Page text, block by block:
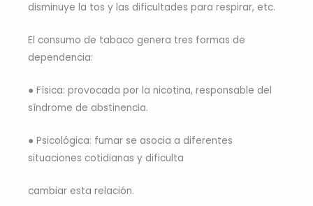
disminuye la tos y las dificultades para respirar, etc.
El consumo de tabaco genera tres formas de
dependencia:
● Física: provocada por la nicotina, responsable del
síndrome de abstinencia.
● Psicológica: fumar se asocia a diferentes
situaciones cotidianas y dificulta
cambiar esta relación.